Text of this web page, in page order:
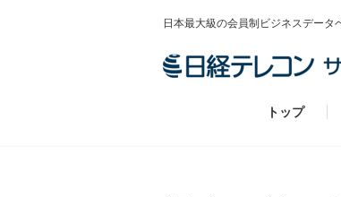
日本最大級の会員制ビジネスデータ
トップ